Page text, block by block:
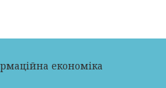
економіка